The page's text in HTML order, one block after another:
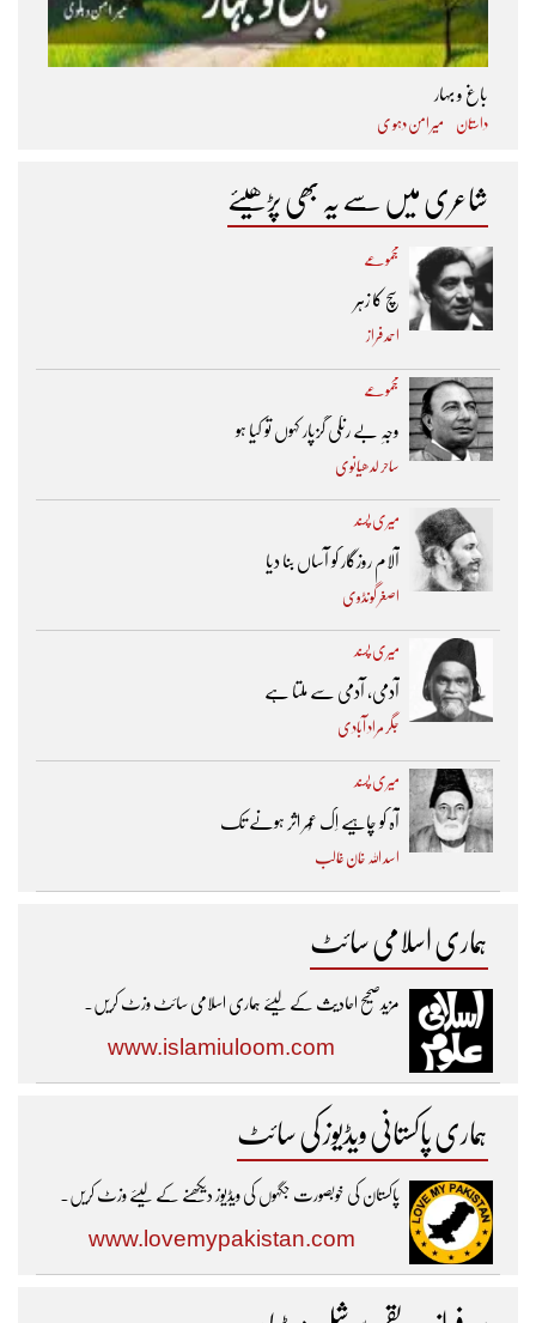
باغ و بہار
داستان میر امن دہو ی
شاعری میں سے یہ بھی پڑھیئے
مجموعے
سچ کا زہر
احمد فراز
مجموعے
وجہِ بے رنگی گزپار کہوں تو کیا ہو
ساحر لدھیانوی
میری پسند
آلام روزگار کو آساں بنا دیا
اصغر گونڈوی
میری پسند
آدمی، آدمی سے ملتا ہے
جگر مراد آبادی
میری پسند
آہ کو چاہیے اِک عُمر اثر ہونے تک ​
اسد اللہ خان غالب
ہماری اسلامی سائٹ
مزیدصحیح احادیث کے لیئے ہماری اسلامی سائٹ وزٹ کریں۔
www.islamiuloom.com
ہماری پاکستانی ویڈیوز کی سائٹ
پاکستان کی خوبصورت جگہوں کی ویڈیوز دیکھنے کے لیئے وزٹ کریں۔
www.lovemypakistan.com